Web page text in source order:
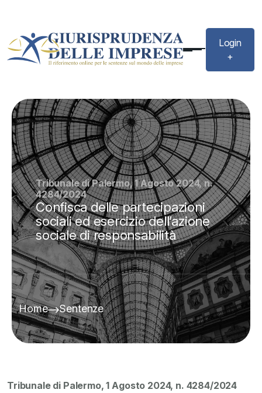
Login
+
Tribunale di Palermo, 1 Agosto 2024, n.
4284/2024
Confisca delle partecipazioni
sociali ed esercizio dell’azione
sociale di responsabilità
Home Sentenze
Tribunale di Palermo, 1 Agosto 2024, n. 4284/2024